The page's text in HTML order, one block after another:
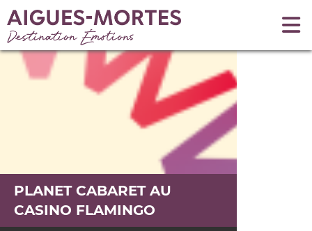
PLANET CABARET AU
CASINO FLAMINGO